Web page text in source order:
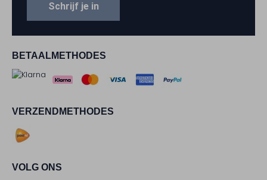
BETAALMETHODES
VERZENDMETHODES
VOLG ONS
Schrijf je in